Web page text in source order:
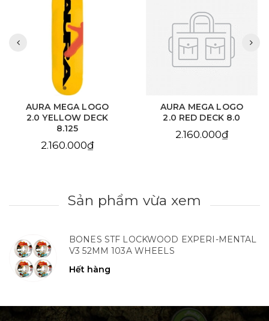
AURA MEGA LOGO
2.0 RED DECK 8.0
2.160.000₫
AURA CHAIN EYE
LOVE SKY BLUE DECK
8.125
Sản phẩm vừa xem
BONES STF LOCKWOOD EXPERI-MENTAL
V3 52MM 103A WHEELS
Hết hàng